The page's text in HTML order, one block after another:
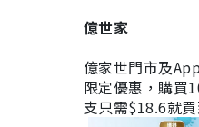
億世家
億家世門市及
限定優惠，購買
支只需$18.6就